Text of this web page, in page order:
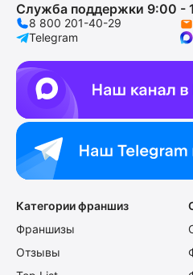
Служба поддержки 9:00 -
8 800 201-40-29
Telegram
Категории франшиз
Франшизы
Отзывы